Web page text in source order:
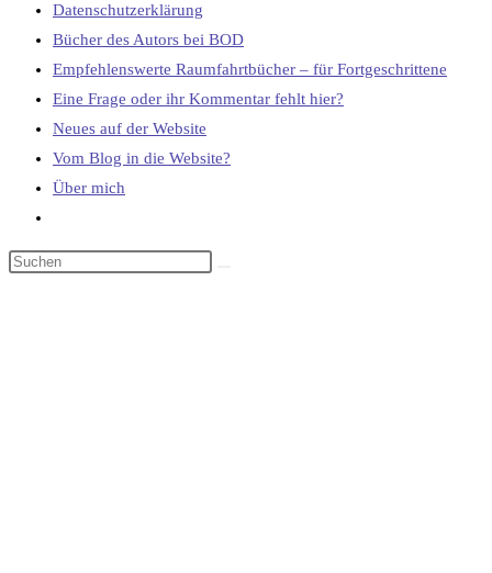
Datenschutzerklärung
Bücher des Autors bei BOD
Empfehlenswerte Raumfahrtbücher – für Fortgeschrittene
Eine Frage oder ihr Kommentar fehlt hier?
Neues auf der Website
Vom Blog in die Website?
Über mich
umschalten